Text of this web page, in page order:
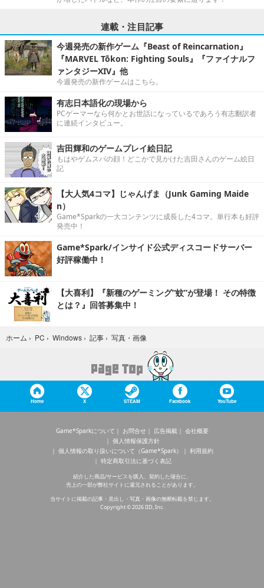
連載・注目記事
今週発売の新作ゲーム『Beast of Reincarnation』
『MARVEL Tōkon: Fighting Souls』『ファイナルフ
ァンタジーXIV』他
今週発売の新作ゲームはこちら。
有志日本語化の現場から
PCゲーマーなら何かとお世話になっているであろう有志翻訳者
に連続インタビュー。
吉田輝和のゲームプレイ絵日記
もはやゲムスパの顔！どこかで見かけた吉田さんのゲーム絵日
記
【大人気4コマ】じゃんげま（Junk Gaming Maide
n）
Game*Sparkの一大コンテンツに成長した4コマ。単行本も好評
発売中！
Game*Spark/インサイド公式ディスコードサーバー
好評稼働中！
【大喜利】『新種のゲーミング“蚊”が登場！ その特徴
とは？』回答募集中！
ホーム › PC › Windows › 記事 › 写真・画像
Home X STEAM Facebook YouTube
Game*Sparkについて お問合せ 広告掲載
会社概要
個人情報保護方針
個人情報の取り扱いについて（Game*Spark）
利用規約
特定商取引法に基づく表記
紹介した商品/サービスを購入、契約した場合に、
売上の一部が弊社サイトに還元されることがあります。
当サイトに掲載の記事・見出し・写真・画像の無断転載を禁じます。
Copyright © 2026 IID, Inc.